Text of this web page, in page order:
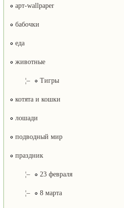
арт-wallpaper
бабочки
еда
животные
¦– Тигры
котята и кошки
лошади
подводный мир
праздник
¦– 23 февраля
¦– 8 марта